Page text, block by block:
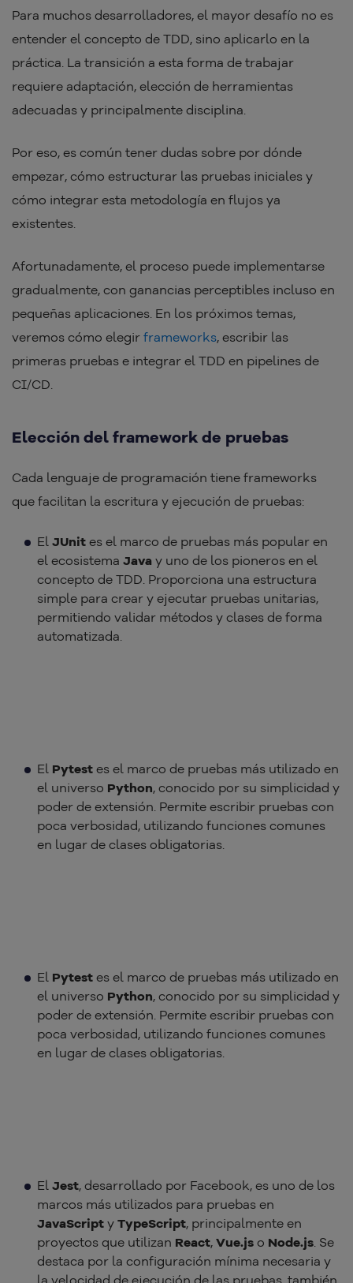
Para muchos desarrolladores, el mayor desafío no es
entender el concepto de TDD, sino aplicarlo en la
práctica. La transición a esta forma de trabajar
requiere adaptación, elección de herramientas
adecuadas y principalmente disciplina.
Por eso, es común tener dudas sobre por dónde
empezar, cómo estructurar las pruebas iniciales y
cómo integrar esta metodología en flujos ya
existentes.
Afortunadamente, el proceso puede implementarse
gradualmente, con ganancias perceptibles incluso en
pequeñas aplicaciones. En los próximos temas,
veremos cómo elegir frameworks, escribir las
primeras pruebas e integrar el TDD en pipelines de
CI/CD.
Elección del framework de pruebas
Cada lenguaje de programación tiene frameworks
que facilitan la escritura y ejecución de pruebas:
El JUnit es el marco de pruebas más popular en
el ecosistema Java y uno de los pioneros en el
concepto de TDD. Proporciona una estructura
simple para crear y ejecutar pruebas unitarias,
permitiendo validar métodos y clases de forma
automatizada.
El Pytest es el marco de pruebas más utilizado en
el universo Python, conocido por su simplicidad y
poder de extensión. Permite escribir pruebas con
poca verbosidad, utilizando funciones comunes
en lugar de clases obligatorias.
El Pytest es el marco de pruebas más utilizado en
el universo Python, conocido por su simplicidad y
poder de extensión. Permite escribir pruebas con
poca verbosidad, utilizando funciones comunes
en lugar de clases obligatorias.
El Jest, desarrollado por Facebook, es uno de los
marcos más utilizados para pruebas en
JavaScript y TypeScript, principalmente en
proyectos que utilizan React, Vue.js o Node.js. Se
destaca por la configuración mínima necesaria y